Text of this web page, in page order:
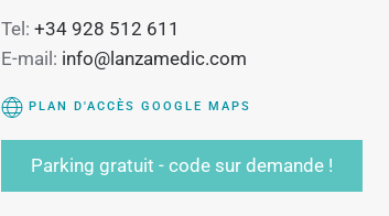
Tel: +34 928 512 611
E-mail: info@lanzamedic.com
PLAN D'ACCÈS GOOGLE MAPS
Parking gratuit - code sur demande !